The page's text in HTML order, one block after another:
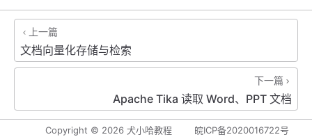
上一篇
文档向量化存储与检索
下一篇
Apache Tika 读取 Word、PPT 文档
Copyright © 2026 犬小哈教程 皖ICP备2020016722号